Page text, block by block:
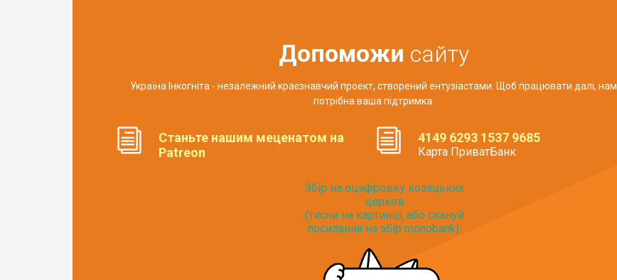
Допоможи сайту
Україна Інкогніта - незалежний краєзнавчий проект, створений ентузіастами. Щоб працювати далі, нам
потрібна ваша підтримка.
Станьте нашим меценатом на
Patreon
4149 6293 1537 9685
Карта ПриватБанк
Збір на оцифровку козацьких
церков
(тисни на картинці, або скануй
посилання на збір monobank):